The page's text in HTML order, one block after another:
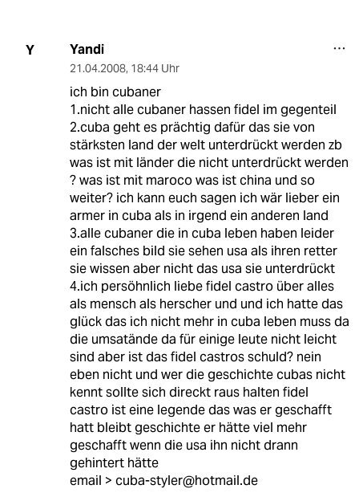
Y Yandi
21.04.2008, 18:44 Uhr
ich bin cubaner
1.nicht alle cubaner hassen fidel im gegenteil
2.cuba geht es prächtig dafür das sie von
stärksten land der welt unterdrückt werden zb
was ist mit länder die nicht unterdrückt werden
? was ist mit maroco was ist china und so
weiter? ich kann euch sagen ich wär lieber ein
armer in cuba als in irgend ein anderen land
3.alle cubaner die in cuba leben haben leider
ein falsches bild sie sehen usa als ihren retter
sie wissen aber nicht das usa sie unterdrückt
4.ich persöhnlich liebe fidel castro über alles
als mensch als herscher und und ich hatte das
glück das ich nicht mehr in cuba leben muss da
die umsatände da für einige leute nicht leicht
sind aber ist das fidel castros schuld? nein
eben nicht und wer die geschichte cubas nicht
kennt sollte sich direckt raus halten fidel
castro ist eine legende das was er geschafft
hatt bleibt geschichte er hätte viel mehr
geschafft wenn die usa ihn nicht drann
gehintert hätte
email > cuba-styler@hotmail.de